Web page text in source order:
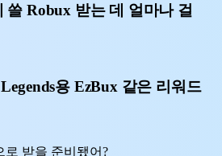
쓸 Robux 받는 데 얼마나 걸
용 EzBux 같은 리워드
로 받을 준비됐어?